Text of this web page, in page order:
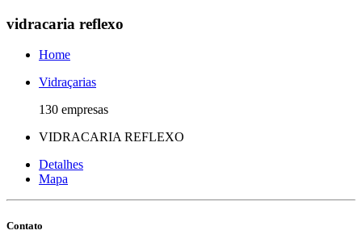
vidracaria reflexo
Home
Vidraçarias
130 empresas
VIDRACARIA REFLEXO
Detalhes
Mapa
Contato